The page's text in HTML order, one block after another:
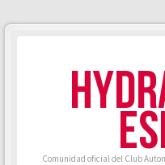
Comunidad oficial del Club